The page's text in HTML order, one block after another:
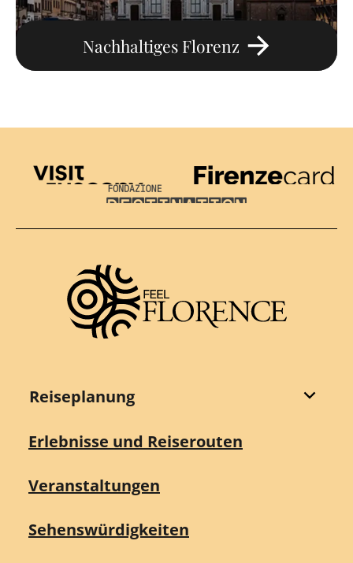
Nachhaltiges Florenz
Visit Tuscany
Firenze Card
Destination Florence
Reiseplanung
Erlebnisse und Reiserouten
Veranstaltungen
Sehenswürdigkeiten